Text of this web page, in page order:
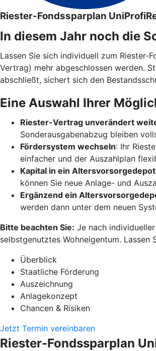
Riester-Fondssparplan
In diesem Jahr noch die
Lassen Sie sich individuell zum
Vertrag) mehr abgeschlossen werden.
abschließt, sichert sich den
Eine Auswahl Ihrer
Riester-Vertrag unverändert
Sonderausgabenabzug bleiben
Fördersystem wechseln: Ihr
einfacher und der Auszahlplan
Kapital in ein
können Sie neue Anlage- und
Ergänzend ein
werden dann unter dem neuen
Bitte beachten Sie: Je nach
selbstgenutztes Wohneigentum.
Überblick
Staatliche Förderung
Auszeichnung
Anlagekonzept
Chancen & Risiken
Jetzt Termin vereinbaren
Riester-Fondssparplan